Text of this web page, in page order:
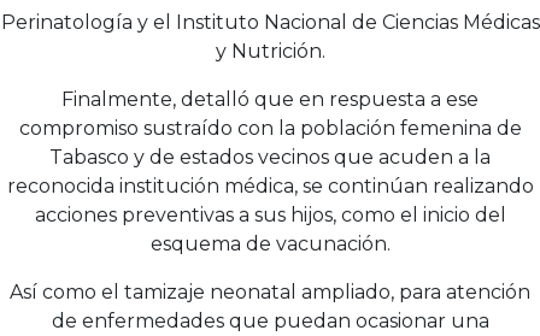
Perinatología y el Instituto Nacional de Ciencias Médicas
y Nutrición.
Finalmente, detalló que en respuesta a ese
compromiso sustraído con la población femenina de
Tabasco y de estados vecinos que acuden a la
reconocida institución médica, se continúan realizando
acciones preventivas a sus hijos, como el inicio del
esquema de vacunación.
Así como el tamizaje neonatal ampliado, para atención
de enfermedades que puedan ocasionar una